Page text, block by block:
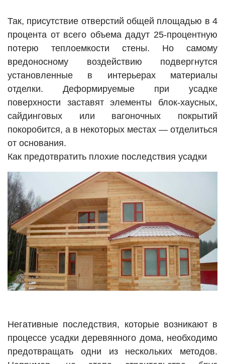
Так, присутствие отверстий общей площадью в 4
процента от всего объема дадут 25-процентную
потерю теплоемкости стены. Но самому
вредоносному воздействию подвергнутся
установленные в интерьерах материалы
отделки. Деформируемые при усадке
поверхности заставят элементы блок-хаусных,
сайдинговых или вагоночных покрытий
покоробится, а в некоторых местах — отделиться
от основания.
Как предотвратить плохие последствия усадки
Негативные последствия, которые возникают в
процессе усадки деревянного дома, необходимо
предотвращать одни из нескольких методов.